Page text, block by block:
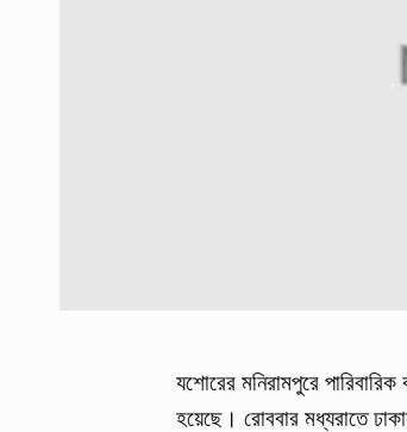
যশোরের মনিরামপুরে
হয়েছে। রোববার মধ্যরাতে